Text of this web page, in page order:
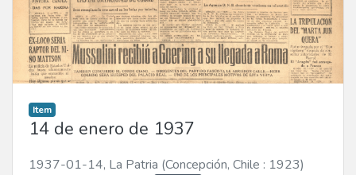
Item
14 de enero de 1937
1937-01-14, La Patria (Concepción, Chile : 1923)